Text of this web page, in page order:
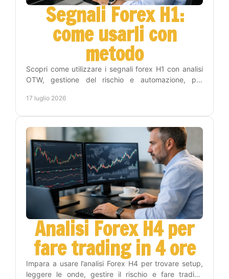
Segnali Forex H1:
come usarli con
metodo
Scopri come utilizzare i segnali forex H1 con analisi
OTW, gestione del rischio e automazione, per
online.
17 luglio 2026
Analisi Forex H4 per
fare trading in 4 ore
Impara a usare l’analisi Forex H4 per trovare setup,
leggere le onde, gestire il rischio e fare trading